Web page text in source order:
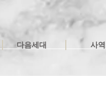
다음세대 사역